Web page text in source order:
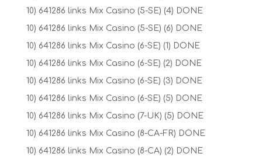
10) 641286 links Mix Casino (5-SE) (4) DONE
10) 641286 links Mix Casino (5-SE) (6) DONE
10) 641286 links Mix Casino (6-SE) (1) DONE
10) 641286 links Mix Casino (6-SE) (2) DONE
10) 641286 links Mix Casino (6-SE) (3) DONE
10) 641286 links Mix Casino (6-SE) (5) DONE
10) 641286 links Mix Casino (7-UK) (5) DONE
10) 641286 links Mix Casino (8-CA-FR) DONE
10) 641286 links Mix Casino (8-CA) (2) DONE